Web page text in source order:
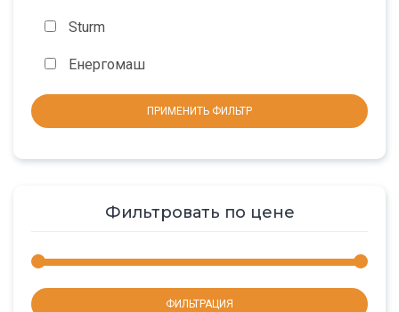
Sturm
Енергомаш
ПРИМЕНИТЬ ФИЛЬТР
Фильтровать по цене
ФИЛЬТРАЦИЯ